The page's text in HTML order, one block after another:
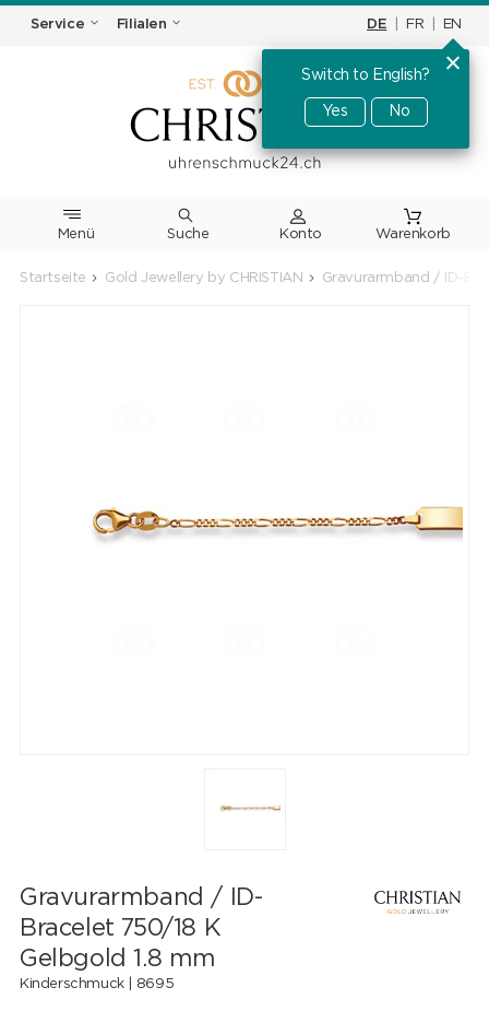
Service Filialen DE FR EN
Switch to English?
Yes No
Menü Suche Warenkorb
Startseite Gold Jewellery by CHRISTIAN Gravurarmband / ID-
Gravurarmband / ID-
Bracelet 750/18 K
Gelbgold 1.8 mm
Kinderschmuck | 8695